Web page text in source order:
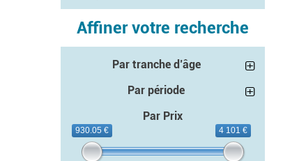
Affiner votre recherche
Par tranche d’âge
Par période
Par Prix
930.05 € 4 101 €